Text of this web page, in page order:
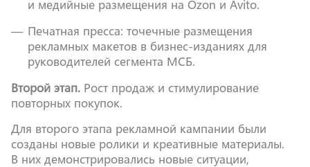
и медийные размещения на Ozon и Avito.
Печатная пресса: точечные размещения
рекламных макетов в бизнес-изданиях для
руководителей сегмента МСБ.
Второй этап. Рост продаж и стимулирование
повторных покупок.
Для второго этапа рекламной кампании были
созданы новые ролики и креативные материалы.
В них демонстрировались новые ситуации,